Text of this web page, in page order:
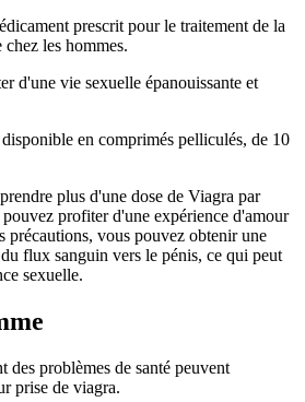
prescrit pour le traitement de la
les hommes.
d'une vie sexuelle épanouissante et
en comprimés pelliculés, de 10
plus d'une dose de Viagra par
profiter d'une expérience d'amour
précautions, vous pouvez obtenir une
flux sanguin vers le pénis, ce qui peut
sexuelle.
des problèmes de santé peuvent
prise de viagra.